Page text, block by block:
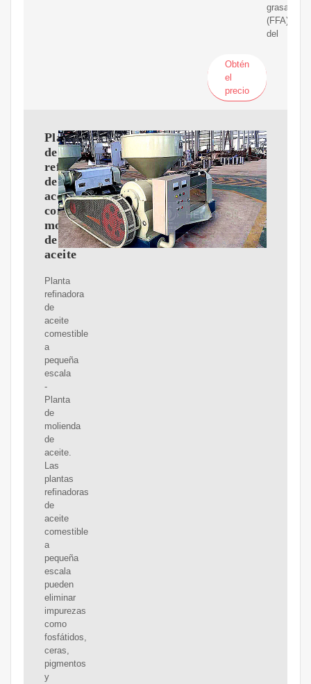
grasa
(FFA)
del
Obtén
el
precio
Planta
de
refinación
de
aceite
comestible-
molino
de
aceite
Planta
refinadora
de
aceite
comestible
a
pequeña
escala
-
Planta
de
molienda
de
aceite.
Las
plantas
refinadoras
de
aceite
comestible
a
pequeña
escala
pueden
eliminar
impurezas
como
fosfátidos,
ceras,
pigmentos
y